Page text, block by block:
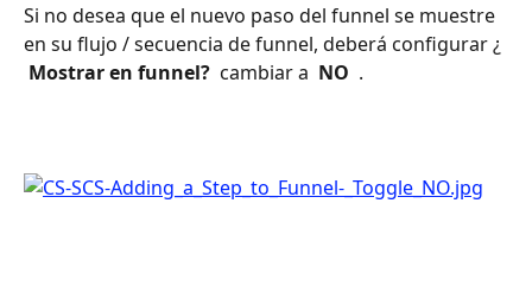
Si no desea que el nuevo paso del funnel se muestre
en su flujo / secuencia de funnel, deberá configurar ¿
Mostrar en funnel? cambiar a NO .